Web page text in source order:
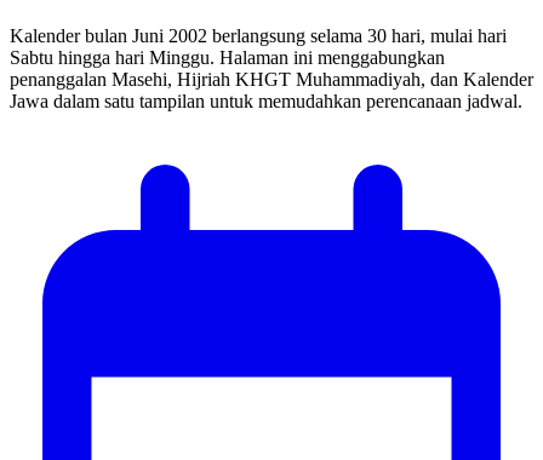
Kalender bulan Juni 2002 berlangsung selama 30 hari, mulai hari
Sabtu hingga hari Minggu. Halaman ini menggabungkan
penanggalan Masehi, Hijriah KHGT Muhammadiyah, dan Kalender
Jawa dalam satu tampilan untuk memudahkan perencanaan jadwal.